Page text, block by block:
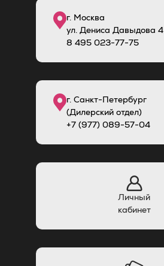
г. Москва
ул. Дениса Давыдова 4
8 495 023-77-75
г. Санкт-Петербург
(Дилерский отдел)
+7 (977) 089-57-04
Личный
кабинет